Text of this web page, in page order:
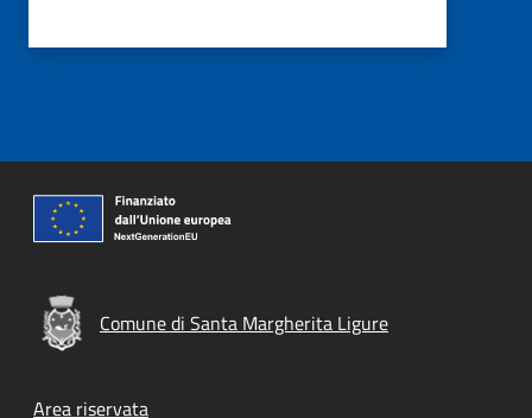
Comune di Santa Margherita Ligure
Area riservata